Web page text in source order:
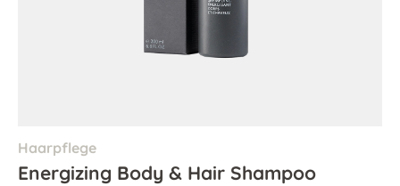
Haarpflege
Energizing Body & Hair Shampoo